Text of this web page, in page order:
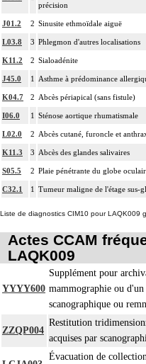
précision
J01.2 2 Sinusite ethmoïdale aiguë
L03.8 3 Phlegmon d'autres localisations
K11.2 2 Sialoadénite
J45.0 1 Asthme à prédominance
K04.7 2 Abcès périapical (sans fistule)
I06.0 1 Sténose aortique rhumatismale
L02.0 2 Abcès cutané, furoncle et
K11.3 3 Abcès des glandes salivaires
S05.5 2 Plaie pénétrante du globe
C32.1 1 Tumeur maligne de l'étage sus-
Liste de diagnostics CIM10 pour LAQK009
Actes CCAM
LAQK009
YYYY600
Supplément pour
mammographie ou d'un
scanographique ou
ZZQP004
Restitution
acquises par
Évacuation de